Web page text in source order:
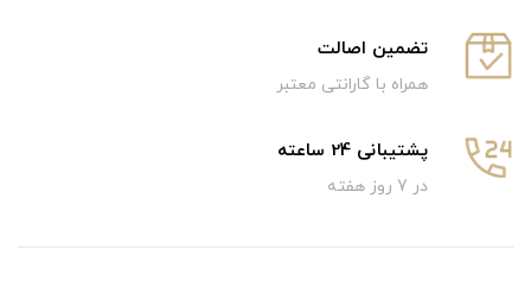
تضمین اصالت
همراه با گارانتی معتبر
پشتیبانی 24 ساعته
در 7 روز هفته